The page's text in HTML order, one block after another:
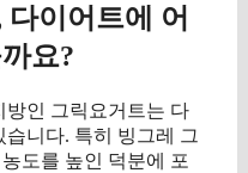
이어트에 어
요?
방인 그릭요거트는 다
니다. 특히 빙그레 그
도를 높인 덕분에 포